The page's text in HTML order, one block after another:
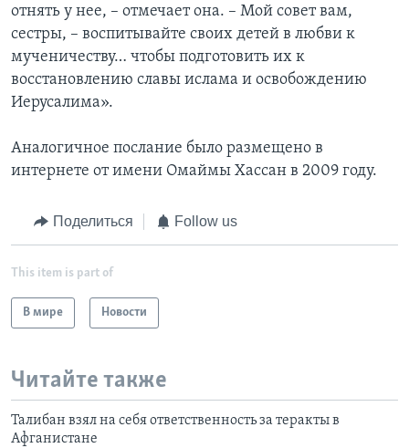
отнять у нее, – отмечает она. – Мой совет вам,
сестры, – воспитывайте своих детей в любви к
мученичеству… чтобы подготовить их к
восстановлению славы ислама и освобождению
Иерусалима».
Аналогичное послание было размещено в
интернете от имени Омаймы Хассан в 2009 году.
Поделиться Follow us
This item is part of
В мире Новости
Читайте также
Талибан взял на себя ответственность за теракты в
Афганистане